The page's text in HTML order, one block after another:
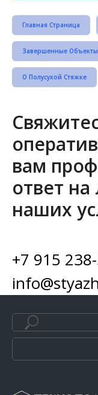
Главная Страница
Завершенные Объекты
О Полусухой Стяжке
вам
ответ
наших
+7 915